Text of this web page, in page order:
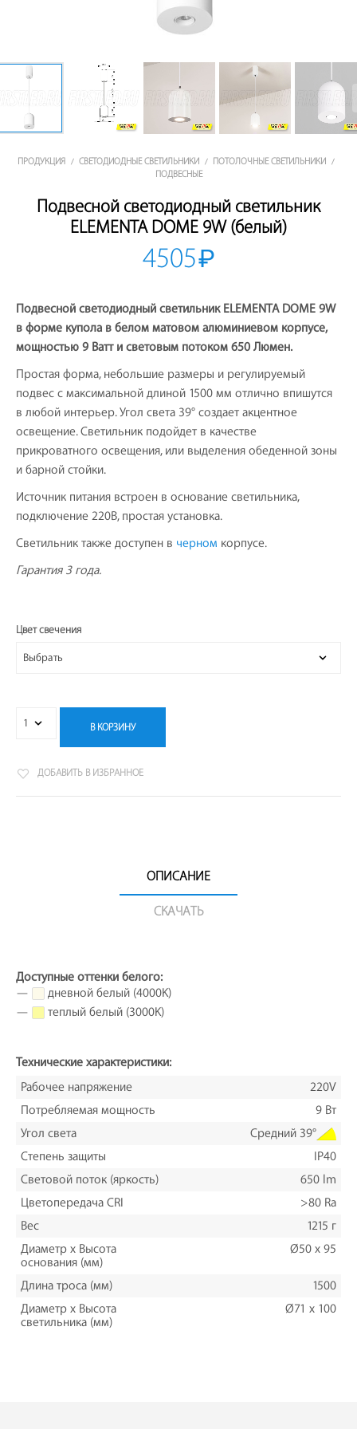
ПРОДУКЦИЯ / СВЕТОДИОДНЫЕ СВЕТИЛЬНИКИ / ПОТОЛОЧНЫЕ СВЕТИЛЬНИКИ /
ПОДВЕСНЫЕ
Подвесной светодиодный светильник
ELEMENTA DOME 9W (белый)
4505₽
Подвесной светодиодный светильник ELEMENTA DOME 9W
в форме купола в белом матовом алюминиевом корпусе,
мощностью 9 Ватт и световым потоком 650 Люмен.
Простая форма, небольшие размеры и регулируемый
подвес с максимальной длиной 1500 мм отлично впишутся
в любой интерьер. Угол света 39° создает акцентное
освещение. Светильник подойдет в качестве
прикроватного освещения, или выделения обеденной зоны
и барной стойки.
Источник питания встроен в основание светильника,
подключение 220В, простая установка.
Светильник также доступен в черном корпусе.
Гарантия 3 года.
Цвет свечения
В КОРЗИНУ
ДОБАВИТЬ В ИЗБРАННОЕ
ОПИСАНИЕ
СКАЧАТЬ
Доступные оттенки белого:
—
дневной белый (4000K)
—
теплый белый (3000K)
Технические характеристики:
Рабочее напряжение
220V
Потребляемая мощность
9 Вт
Угол света
Средний 39°
Степень защиты
IP40
Световой поток (яркость)
650 lm
Цветопередача CRI
>80 Ra
Вес
1215 г
Диаметр х Высота
основания (мм)
Ø50 x 95
Длина троса (мм)
1500
Диаметр х Высота
светильника (мм)
Ø71 x 100